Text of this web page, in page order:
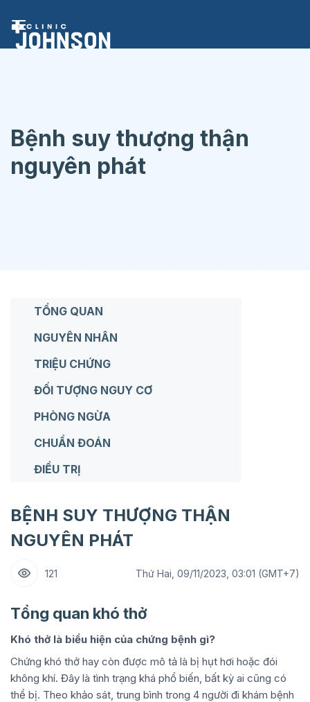
đến
Bệnh suy thượng thận
nguyên phát
TỔNG QUAN
NGUYÊN NHÂN
TRIỆU CHỨNG
ĐỐI TƯỢNG NGUY CƠ
PHÒNG NGỪA
CHUẨN ĐOÁN
ĐIỀU TRỊ
BỆNH SUY THƯỢNG THẬN
NGUYÊN PHÁT
121 Thứ Hai, 09/11/2023, 03:01 (GMT+7)
Tổng quan khó thở
Khó thở là biểu hiện của chứng bệnh gì?
Chứng khó thở hay còn được mô tả là bị hụt hơi hoặc đói
không khí. Đây là tình trạng khá phổ biến, bất kỳ ai cũng có
thể bị. Theo khảo sát, trung bình trong 4 người đi khám bệnh